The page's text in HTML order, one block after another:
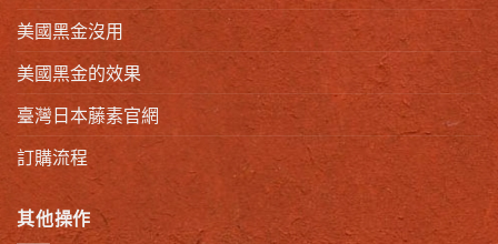
美國黑金沒用
美國黑金的效果
臺灣日本藤素官網
訂購流程
其他操作